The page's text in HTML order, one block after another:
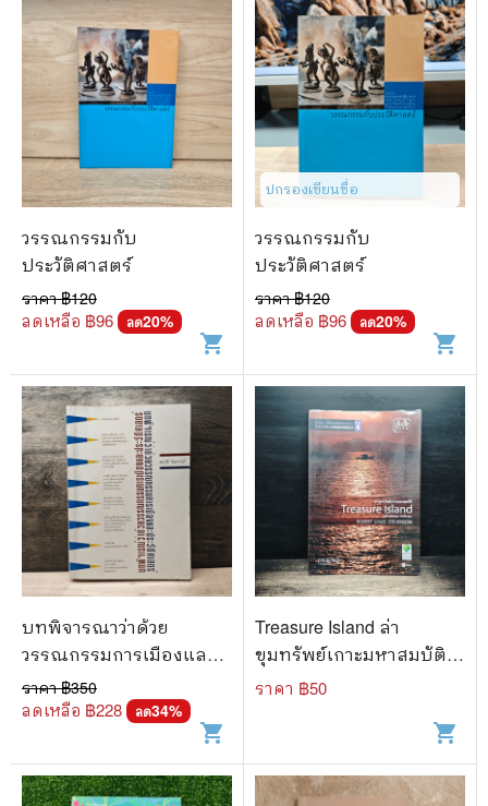
วรรณกรรมกับ
ประวัติศาสตร์
ราคา ฿120
ลดเหลือ ฿96 ลด20%
shopping_cart
ปกรองเขียนชื่อ
วรรณกรรมกับ
ประวัติศาสตร์
ราคา ฿120
ลดเหลือ ฿96 ลด20%
shopping_cart
บทพิจารณาว่าด้วย
วรรณกรรมการเมืองและ
ประวัติศาสตร์ - สมบัติ
จันทรวงศ์
ราคา ฿350
ลดเหลือ ฿228 ลด34%
shopping_cart
Treasure Island ล่า
ขุมทรัพย์เกาะมหาสมบัติ -
Robert Louis Stevenson
ราคา ฿50
shopping_cart